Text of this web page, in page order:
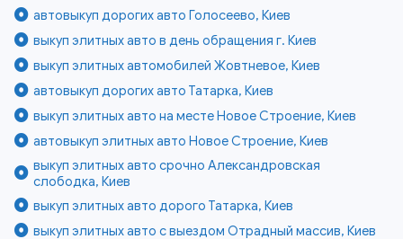
автовыкуп дорогих авто Голосеево, Киев
выкуп элитных авто в день обращения г. Киев
выкуп элитных автомобилей Жовтневое, Киев
автовыкуп дорогих авто Татарка, Киев
выкуп элитных авто на месте Новое Строение, Киев
автовыкуп элитных авто Новое Строение, Киев
выкуп элитных авто срочно Александровская
слободка, Киев
выкуп элитных авто дорого Татарка, Киев
выкуп элитных авто с выездом Отрадный массив, Киев